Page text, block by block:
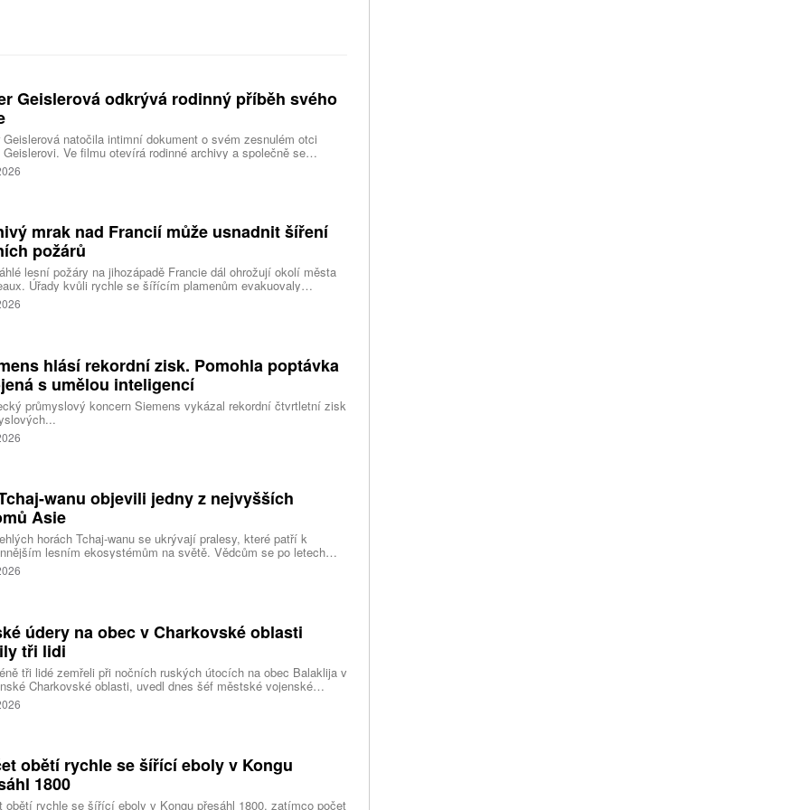
Geislerová odkrývá rodinný příběh svého
Geislerová natočila intimní dokument o svém zesnulém otci
Geislerovi. Ve filmu otevírá rodinné archivy a společně se
Aňou skládá portrét talentovaného muže, který měl v sobě
i temnější stránku.
mrak nad Francií může usnadnit šíření
požárů
lesní požáry na jihozápadě Francie dál ohrožují okolí města
Úřady kvůli rychle se šířícím plamenům evakuovaly
lidí a nevylučují ani další rozšiřování bezpečnostních
Hasiči zároveň čelí neobvyklému jevu, který podle nich
hlásí rekordní zisk. Pomohla poptávka
s umělou inteligencí
průmyslový koncern Siemens vykázal rekordní čtvrtletní zisk
wanu objevili jedny z nejvyšších
Asie
horách Tchaj-wanu se ukrývají pralesy, které patří k
lesním ekosystémům na světě. Vědcům se po letech
pátrání podařilo objevit jedli tchajwanskou vysokou 84,1
která je dnes považována za nejvyšší známý strom ve
údery na obec v Charkovské oblasti
tři lidi
tři lidé zemřeli při nočních ruských útocích na obec Balaklija v
Charkovské oblasti, uvedl dnes šéf městské vojenské
Vitalij Karabanov. Ukrajinské letectvo ráno oznámilo, že Rusko
útočilo na Ukrajinu čtyřmi střelami a 101 bezpilotními letouny,
obětí rychle se šířící eboly v Kongu
1800
obětí rychle se šířící eboly v Kongu přesáhl 1800, zatímco počet